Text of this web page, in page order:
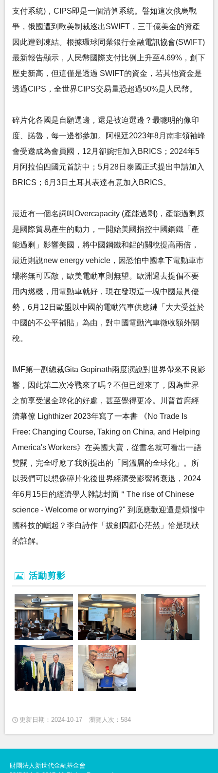
支付系統)，CIPS即是一個清算系統。譬如這次俄烏戰
爭，俄國遭到歐美制裁逐出SWIFT，三千億美金的資產
因此遭到凍結。根據環球同業銀行金融電訊協會(SWIFT)
最新報告顯示，人民幣國際支付比例上升至4.69%，創下
歷史新高，但這僅是透過 SWIFT的資金，若其他資金是
透過CIPS，全世界CIPS交易量恐超過50%是人民幣。
碎片化各國是自願選邊，還是被迫選邊？最聰明的像印
度、諾魯，每一邊都參加。阿根廷2023年8月南非領袖峰
會受邀成為會員國，12月卻婉拒加入BRICS；2024年5
月阿拉伯四國元首訪中；5月28日泰國正式提出申請加入
BRICS；6月3日土耳其表達有意加入BRICS。
最近有一個名詞叫Overcapacity (產能過剩)，產能過剩原
是國際貿易產生的動力，一開始美國指控中國鋼鐵「產
能過剩」影響美國，將中國鋼鐵和鋁的關稅提高兩倍，
最近則說new energy vehicle，因恐怕中國拿下電動車市
場將無可匹敵，歐美電動車則無望。歐洲過去提倡不要
用內燃機，用電動車就好，現在發現這一塊中國最具優
勢，6月12日歐盟以中國的電動汽車供應鏈「大大受益於
中國的不公平補貼」為由，對中國電動汽車徵收額外關
稅。
IMF第一副總裁Gita Gopinath兩度演說對世界帶來不良影
響，因此第二次冷戰來了嗎？不但已經來了，因為世界
之前享受過全球化的好處，甚至覺得更冷。川普首席經
濟幕僚 Lighthizer 2023年寫了一本書 《No Trade Is
Free: Changing Course, Taking on China, and Helping
America's Workers》在美國大賣，從書名就可看出一語
雙關，完全呼應了我所提出的「同溫層的全球化」。所
以我們可以想像碎片化後世界經濟受影響將衰退，2024
年6月15日的經濟學人雜誌封面＂The rise of Chinese
science - Welcome or worrying?" 到底應歡迎還是煩惱中
國科技的崛起？李白詩作「拔劍四顧心茫然」恰是現狀
的註解。
活動剪影
更新日期：2024-10-17 瀏覽人次：584
財團法人新世代金融基金會